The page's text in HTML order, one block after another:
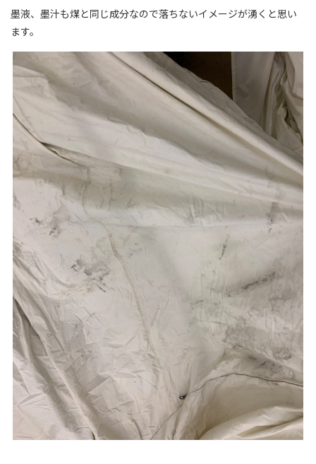
墨液、墨汁も煤と同じ成分なので落ちないイメージが湧くと思い
ます。